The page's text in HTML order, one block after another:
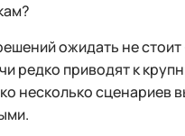
ожидать не
редко приводят к
несколько сценариев